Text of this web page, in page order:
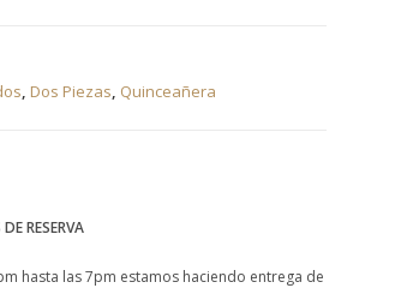
, Dos Piezas, Quinceañera
RESERVA
hasta las 7pm estamos haciendo entrega de